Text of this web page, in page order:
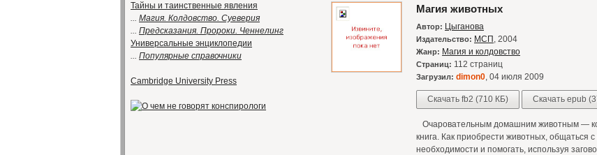
Тайны и таинственные явления
... Магия. Колдовство. Суеверия
... Предсказания. Пророки. Ченнелинг
Универсальные энциклопедии
... Популярные справочники
Cambridge University Press
Магия животных
Автор: Цыганова
Издательство: МСП , 2004
Жанр: Магия и колдовство
Страниц: 112 страниц
Загрузил: dimon0, 04 июля 2009
Скачать fb2 (710 КБ) Скачать epub
Очаровательным домашним животным —
книга. Как приобрести животных, общаться
необходимости и помогать, используя